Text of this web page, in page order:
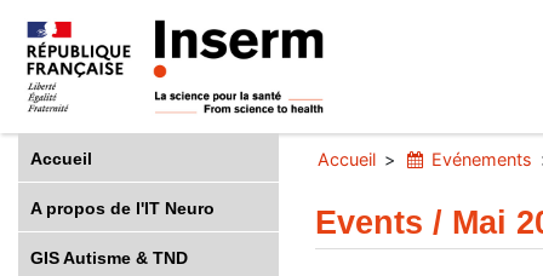
Accueil
A propos de l'IT Neuro
GIS Autisme & TND
Accueil Evénements
Events / Mai